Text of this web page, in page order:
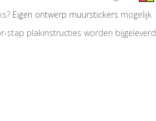
Eigen ontwerp muurstickers mogelijk
stap plakinstructies worden bijgeleverd